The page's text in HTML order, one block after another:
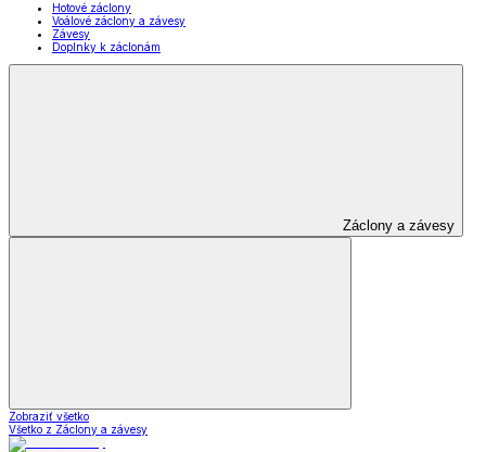
Hotové záclony
Voálové záclony a závesy
Závesy
Doplnky k záclonám
Záclony a závesy
Zobraziť všetko
Všetko z Záclony a závesy